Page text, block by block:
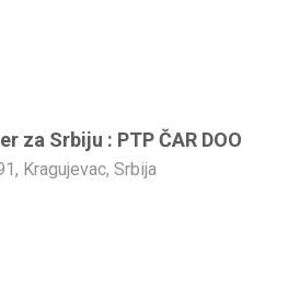
za Srbiju : PTP ČAR DOO
Kragujevac, Srbija